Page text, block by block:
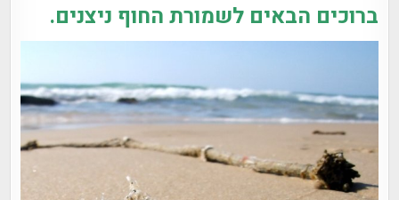
ברוכים הבאים לשמורת החוף ניצנים.